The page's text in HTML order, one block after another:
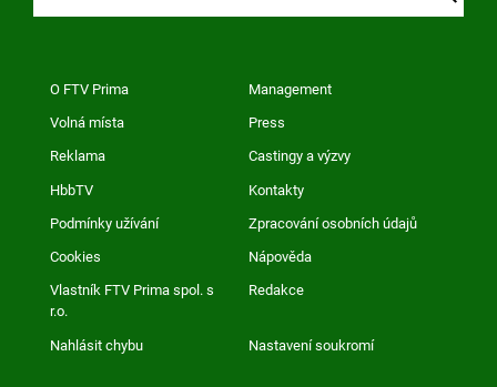
O FTV Prima Management
Volná místa Press
Reklama Castingy a výzvy
HbbTV Kontakty
Podmínky užívání Zpracování osobních údajů
Cookies Nápověda
Vlastník FTV Prima spol. s
r.o.
Redakce
Nahlásit chybu Nastavení soukromí